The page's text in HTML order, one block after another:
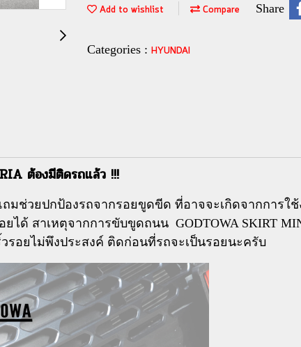
Add to wishlist Compare Share
Categories : HYUNDAI
ต้องมีติดรถแล้ว !!!
มช่วยปกป้องรถจากรอยขูดขีด ที่อาจจะเกิดจากการใ
ได้ สาเหตุจากการขับขูดถนน GODTOWA SKIRT
อยไม่พึงประสงค์ ติดก่อนที่รถจะเป็นรอยนะครับ